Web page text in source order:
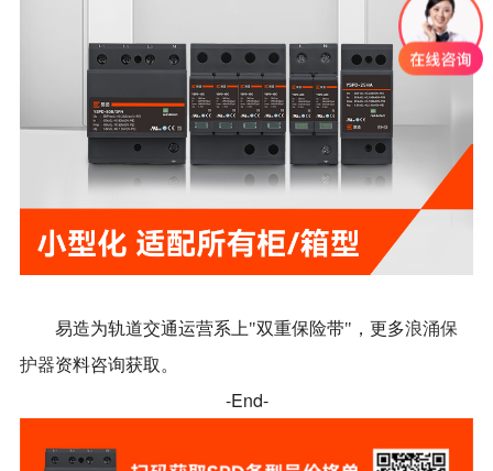
易造为轨道交通运营系上"双重保险带"，更多浪涌保
护器资料咨询获取。
-End-